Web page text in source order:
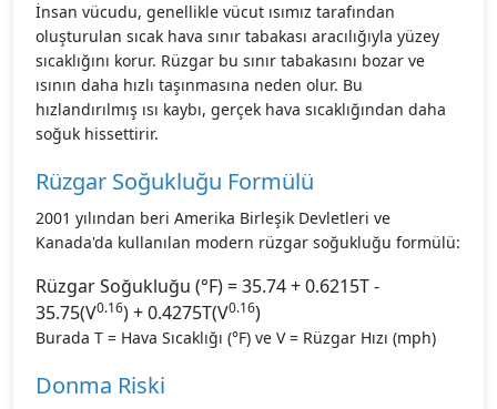
İnsan vücudu, genellikle vücut ısımız tarafından
oluşturulan sıcak hava sınır tabakası aracılığıyla yüzey
sıcaklığını korur. Rüzgar bu sınır tabakasını bozar ve
ısının daha hızlı taşınmasına neden olur. Bu
hızlandırılmış ısı kaybı, gerçek hava sıcaklığından daha
soğuk hissettirir.
Rüzgar Soğukluğu Formülü
2001 yılından beri Amerika Birleşik Devletleri ve
Kanada'da kullanılan modern rüzgar soğukluğu formülü:
Rüzgar Soğukluğu (°F) = 35.74 + 0.6215T -
35.75(V0.16) + 0.4275T(V0.16)
Burada T = Hava Sıcaklığı (°F) ve V = Rüzgar Hızı (mph)
Donma Riski